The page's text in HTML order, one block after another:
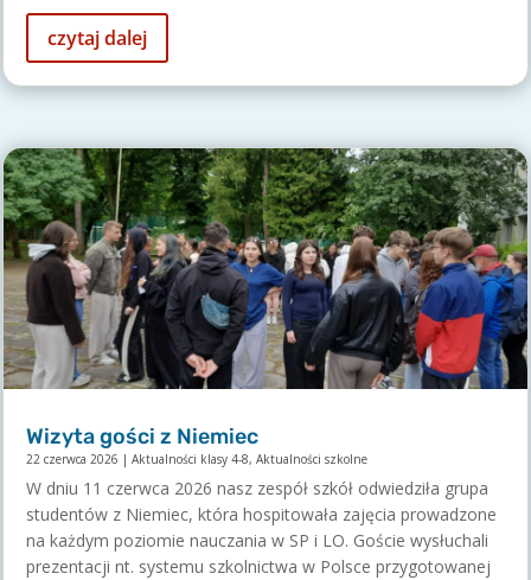
czytaj dalej
Wizyta gości z Niemiec
22 czerwca 2026 |Aktualności klasy 4-8,Aktualności szkolne
W dniu 11 czerwca 2026 nasz zespół szkół odwiedziła grupa
studentów z Niemiec, która hospitowała zajęcia prowadzone
na każdym poziomie nauczania w SP i LO. Goście wysłuchali
prezentacji nt. systemu szkolnictwa w Polsce przygotowanej